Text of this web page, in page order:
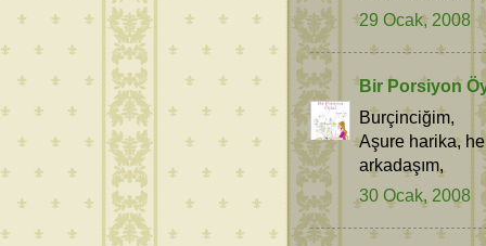
29 Ocak, 2008
Bir Porsiyon
Burçinciğim,
Aşure harika,
arkadaşım,
30 Ocak, 2008